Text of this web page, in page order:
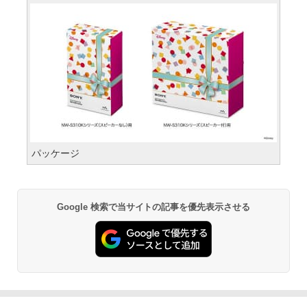
パッケージ
Google 検索で当サイトの記事を優先表示させる